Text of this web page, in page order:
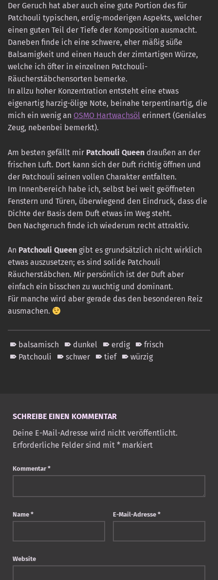
Der Geruch hat aber auch eine gute Portion des für
Patchouli typischen, erdig-moderigen Aspekts, welcher
einen guten Teil der Tiefe der Komposition ausmacht.
Daneben finde ich eine schwere, eher mäßig süße
Balsamigkeit und einen Hauch der zimtartigen Würze,
welche ich öfter in einzelnen Patchouli-
Räucherstäbchensorten bemerke.
In allzu hoher Konzentration entsteht eine etwas
eigenartig harzig-ölige Note, beinahe terpentinartig, die
mich ein wenig an OSMO Hartwachsöl erinnert (Geniales
Zeug, nebenbei bemerkt).
Am besten gefällt mir Patchouli Queen draußen an der
frischen Luft. Dort kann sich der Duft richtig öffnen und
der Patchouli seinen vollen Charakter entfalten.
Im Innenbereich habe ich, selbst bei weit geöffneten
Fenstern und Türen, überwiegend den Eindruck, dass die
Dichte der Basis dem Duft etwas im Weg steht.
Den Nachgeruch finde ich wiederum recht attraktiv.
An Patchouli Queen gibt es grundsätzlich nicht wirklich
etwas auszusetzen; es sind solide Patchouli
Räucherstäbchen. Mir persönlich ist der Duft aber
einfach ein bisschen zu wuchtig und dominant.
Für manche wird aber gerade das den besonderen Reiz
ausmachen.
balsamisch dunkel erdig
frisch
Patchouli
schwer tief würzig
SCHREIBE EINEN KOMMENTAR
Deine E-Mail-Adresse wird nicht veröffentlicht.
Erforderliche Felder sind mit *markiert
Kommentar *
Name * E-Mail-Adresse *
Website